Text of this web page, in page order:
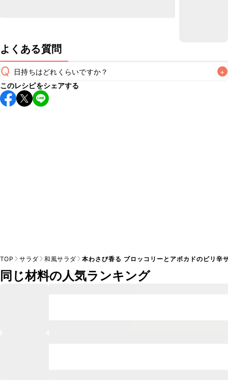
よくある質問
Q 日持ちはどれくらいですか？ +
保存期間は冷蔵で当日中が目安です。なるべくお早めにお召
し上がりください。
このレシピをシェアする
TOP サラダ 和風サラダ 本わさび香る ブロッコリーとアボカドのピリ辛
同じ材料の人気ランキング